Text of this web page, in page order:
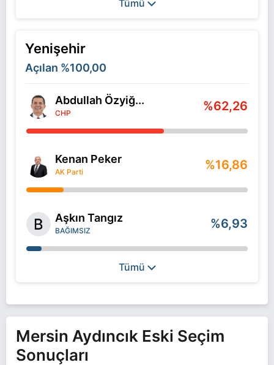
Tümü
Yenişehir
Açılan %100,00
Abdullah Özyiğ...
CHP %62,26
Kenan Peker
AK Parti %16,86
Aşkın Tangız
BAĞIMSIZ %6,93
Tümü
Mersin Aydıncık Eski Seçim
Sonuçları